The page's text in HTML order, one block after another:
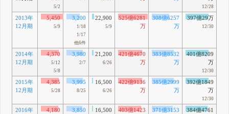
5/2
12/28
2013年
12月期
5,450
5/9
3,200
1/18
1/17
他6件
22,900
5/9
525億6281
万
308億6257
万
397億29万
12/30
2014年
12月期
4,370
5/12
5/8
3,980
2/7
21,200
6/26
421億4670
万
383億8532
万
401億8209
万
12/30
2015年
12月期
4,385
5/28
3,995
8/25
16,500
6/26
422億9136
万
385億2999
万
392億1849
万
12/30
2016年
4,180 3,850 16,500
403億1423
371億3153
384億4761